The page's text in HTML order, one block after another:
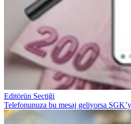
Editörün Seçtiği
Telefonunuza bu mesaj geliyorsa